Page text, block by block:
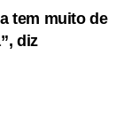
tem muito de
diz